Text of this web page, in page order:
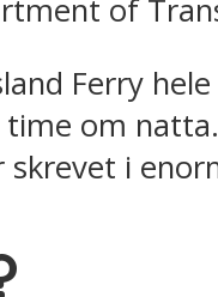
of
Ferry
om
i